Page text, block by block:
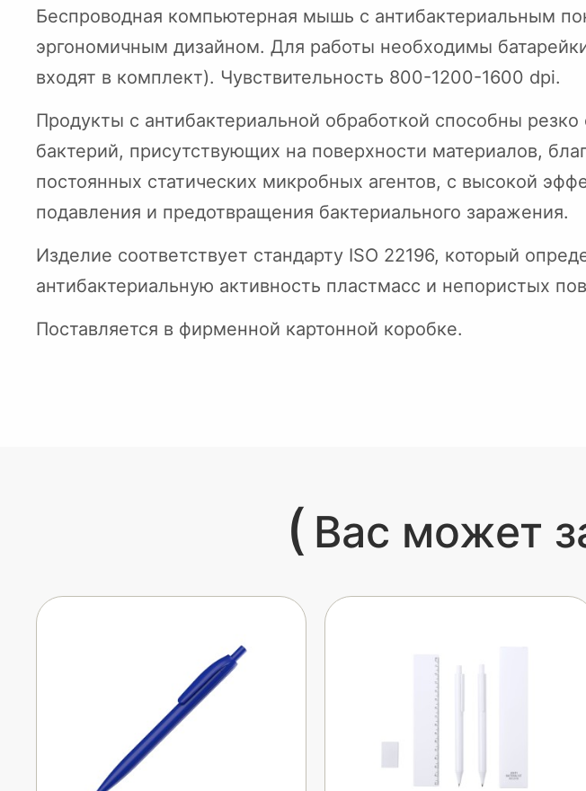
Беспроводная компьютерная мышь с антибактериальным
эргономичным дизайном. Для работы необходимы
входят в комплект). Чувствительность 800-1200-1600 dpi.
Продукты с антибактериальной обработкой способны резко
бактерий, присутствующих на поверхности материалов,
постоянных статических микробных агентов, с высокой
подавления и предотвращения бактериального заражения.
Изделие соответствует стандарту ISO 22196, который
антибактериальную активность пластмасс и непористых
Поставляется в фирменной картонной коробке.
( Вас может